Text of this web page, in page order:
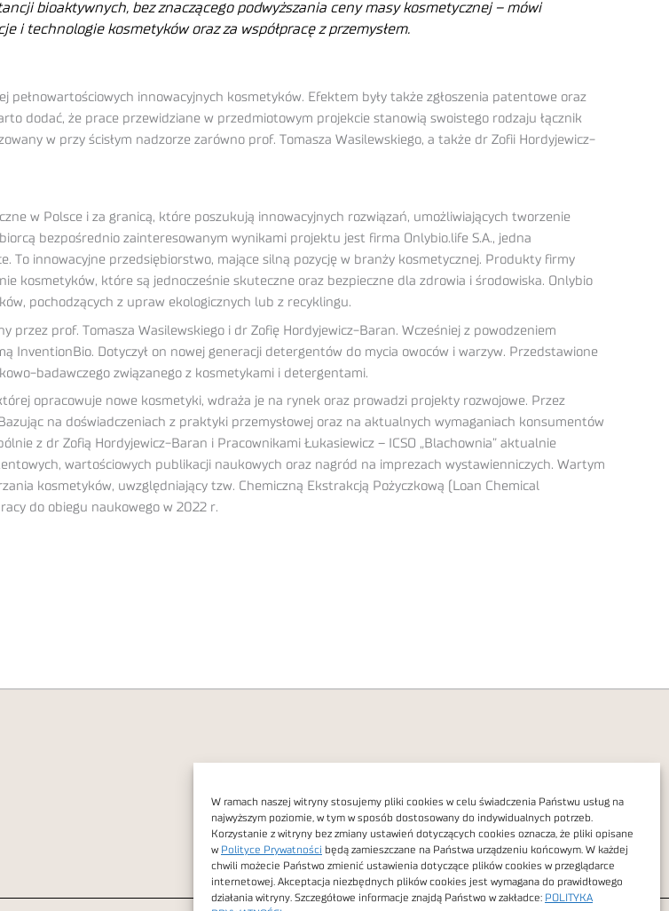
W ramach naszej witryny stosujemy pliki cookies w celu świadczenia Państwu usług na
najwyższym poziomie, w tym w sposób dostosowany do indywidualnych potrzeb.
Korzystanie z witryny bez zmiany ustawień dotyczących cookies oznacza, że pliki opisane
w Polityce Prywatności będą zamieszczane na Państwa urządzeniu końcowym. W każdej
chwili możecie Państwo zmienić ustawienia dotyczące plików cookies w przeglądarce
internetowej. Akceptacja niezbędnych plików cookies jest wymagana do prawidłowego
działania witryny. Szczegółowe informacje znajdą Państwo w zakładce: POLITYKA
bioaktywnych, bez znaczącego podwyższania ceny masy kosmetycznej – mówi
i technologie kosmetyków oraz za współpracę z przemysłem.
innowacyjnych kosmetyków. Efektem były także zgłoszenia patentowe oraz
dodać, że prace przewidziane w przedmiotowym projekcie stanowią swoistego rodzaju łącznik
w przy ścisłym nadzorze zarówno prof. Tomasza Wasilewskiego, a także dr Zofii Hordyjewicz-
w Polsce i za granicą, które poszukują innowacyjnych rozwiązań, umożliwiających tworzenie
bezpośrednio zainteresowanym wynikami projektu jest firma Onlybio.life S.A., jedna
To innowacyjne przedsiębiorstwo, mające silną pozycję w branży kosmetycznej. Produkty firmy
kosmetyków, które są jednocześnie skuteczne oraz bezpieczne dla zdrowia i środowiska. Onlybio
pochodzących z upraw ekologicznych lub z recyklingu.
prof. Tomasza Wasilewskiego i dr Zofię Hordyjewicz-Baran. Wcześniej z powodzeniem
InventionBio. Dotyczył on nowej generacji detergentów do mycia owoców i warzyw. Przedstawione
badawczego związanego z kosmetykami i detergentami.
opracowuje nowe kosmetyki, wdraża je na rynek oraz prowadzi projekty rozwojowe. Przez
na doświadczeniach z praktyki przemysłowej oraz na aktualnych wymaganiach konsumentów
z dr Zofią Hordyjewicz-Baran i Pracownikami Łukasiewicz – ICSO „Blachownia” aktualnie
wartościowych publikacji naukowych oraz nagród na imprezach wystawienniczych. Wartym
kosmetyków, uwzględniający tzw. Chemiczną Ekstrakcją Pożyczkową (Loan Chemical
do obiegu naukowego w 2022 r.
Polityka prywatności
Dostępność cyfrowa